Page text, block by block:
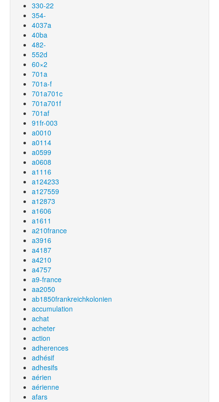
330-22
354-
4037a
40ba
482-
552d
60×2
701a
701a-f
701a701c
701a701f
701af
91fr-003
a0010
a0114
a0599
a0608
a1116
a124233
a127559
a12873
a1606
a1611
a210france
a3916
a4187
a4210
a4757
a9-france
aa2050
ab1850frankreichkolonien
accumulation
achat
acheter
action
adherences
adhésif
adhesifs
aérien
aérienne
afars